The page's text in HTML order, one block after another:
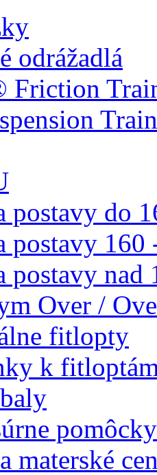
odrážadlá
Friction
postavy do
postavy 160
postavy nad
Over /
fitlopty
k
pomôcky
materské